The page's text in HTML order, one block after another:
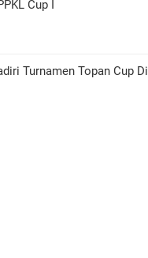
Cup I
Turnamen Topan Cup Di